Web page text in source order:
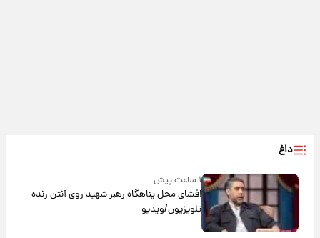
داغ
۱ ساعت پیش
افشای محل پناهگاه‌ رهبر شهید روی آنتن زنده
تلویزیون/ویدیو